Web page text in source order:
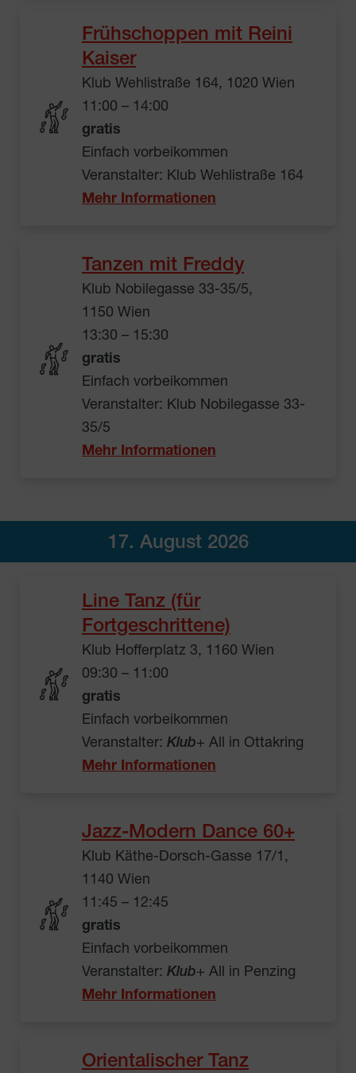
Frühschoppen mit Reini
Kaiser
Klub Wehlistraße 164, 1020 Wien
11:00 – 14:00
gratis
Einfach vorbeikommen
Veranstalter: Klub Wehlistraße 164
Mehr Informationen
Tanzen mit Freddy
Klub Nobilegasse 33-35/5,
1150 Wien
13:30 – 15:30
gratis
Einfach vorbeikommen
Veranstalter: Klub Nobilegasse 33-
35/5
Mehr Informationen
17. August 2026
Line Tanz (für
Fortgeschrittene)
Klub Hofferplatz 3, 1160 Wien
09:30 – 11:00
gratis
Einfach vorbeikommen
Veranstalter: Klub+ All in Ottakring
Mehr Informationen
Jazz-Modern Dance 60+
Klub Käthe-Dorsch-Gasse 17/1,
1140 Wien
11:45 – 12:45
gratis
Einfach vorbeikommen
Veranstalter: Klub+ All in Penzing
Mehr Informationen
Orientalischer Tanz